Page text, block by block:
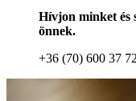
Hívjon minket és
önnek.
+36 (70) 600 37 72